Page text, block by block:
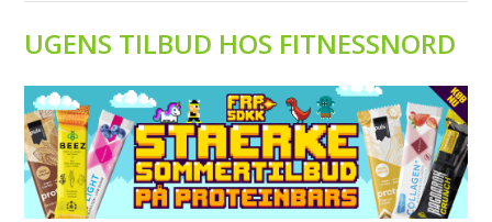
UGENS TILBUD HOS FITNESSNORD